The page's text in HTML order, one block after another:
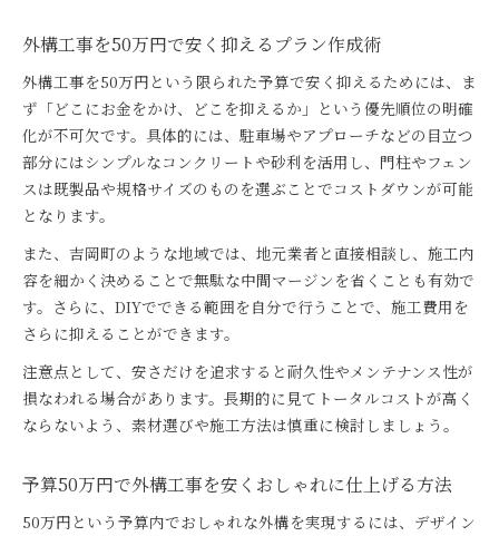
外構工事を50万円で安く抑えるプラン作成術
外構工事を50万円という限られた予算で安く抑えるためには、ま
ず「どこにお金をかけ、どこを抑えるか」という優先順位の明確
化が不可欠です。具体的には、駐車場やアプローチなどの目立つ
部分にはシンプルなコンクリートや砂利を活用し、門柱やフェン
スは既製品や規格サイズのものを選ぶことでコストダウンが可能
となります。
また、吉岡町のような地域では、地元業者と直接相談し、施工内
容を細かく決めることで無駄な中間マージンを省くことも有効で
す。さらに、DIYでできる範囲を自分で行うことで、施工費用を
さらに抑えることができます。
注意点として、安さだけを追求すると耐久性やメンテナンス性が
損なわれる場合があります。長期的に見てトータルコストが高く
ならないよう、素材選びや施工方法は慎重に検討しましょう。
予算50万円で外構工事を安くおしゃれに仕上げる方法
50万円という予算内でおしゃれな外構を実現するには、デザイン